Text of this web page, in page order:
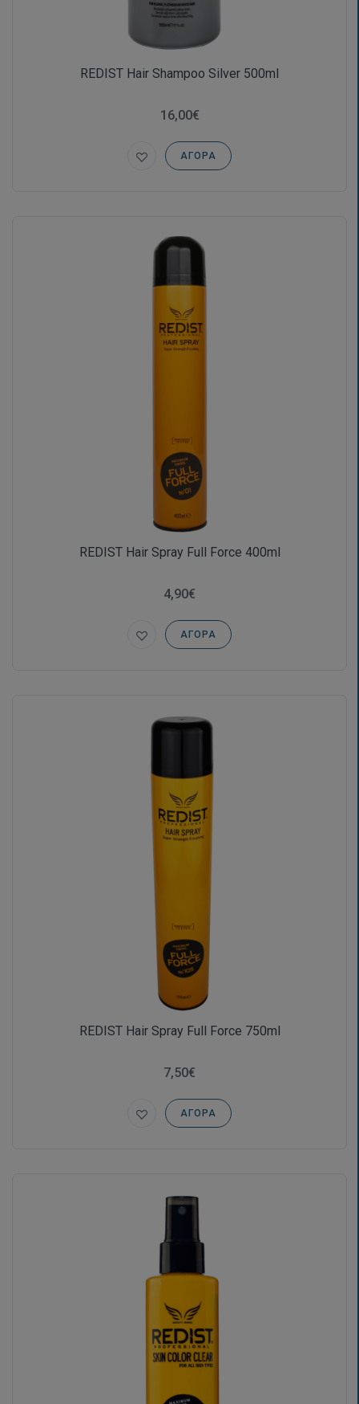
REDIST Hair Shampoo Silver 500ml
16,00€
ΑΓΟΡΆ
REDIST Hair Spray Full Force 400ml
4,90€
ΑΓΟΡΆ
REDIST Hair Spray Full Force 750ml
7,50€
ΑΓΟΡΆ